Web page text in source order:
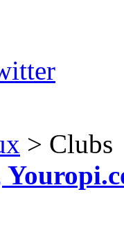
> Clubs